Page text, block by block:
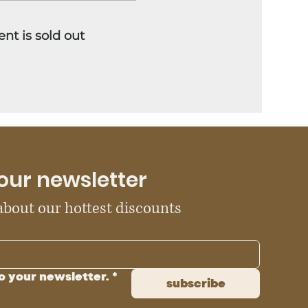
is sold out
newsletter
our hottest discounts
your newsletter. * subscribe